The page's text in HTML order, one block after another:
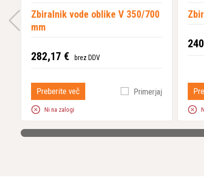
Zbiralnik vode oblike V 350/700
mm
282,17 € brez DDV
Preberite več Primerjaj
Ni na zalogi